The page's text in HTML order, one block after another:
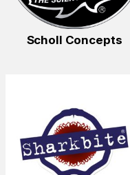
Scholl Concepts